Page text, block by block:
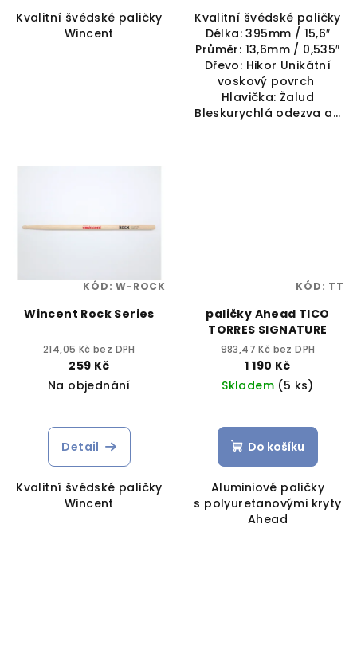
Kvalitní švédské paličky
Wincent
Kvalitní švédské paličky
Délka: 395mm / 15,6″
Průměr: 13,6mm / 0,535″
Dřevo: Hikor Unikátní
voskový povrch
Hlavička: Žalud
Bleskurychlá odezva a...
Wincent Rock Series
214,05 Kč bez DPH
259 Kč
Na objednání
Detail
Kvalitní švédské paličky
Wincent
KÓD:W-ROCK
paličky Ahead TICO
TORRES SIGNATURE
983,47 Kč bez DPH
1 190 Kč
Skladem (5 ks)
Do košíku
Aluminiové paličky
s polyuretanovými kryty
Ahead
KÓD: TT